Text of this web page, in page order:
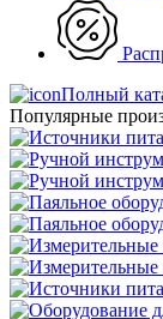
Полный
Популярные